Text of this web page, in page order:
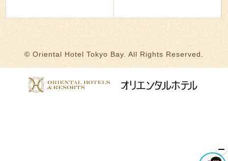
© Oriental Hotel Tokyo Bay. All Rights Reserved.